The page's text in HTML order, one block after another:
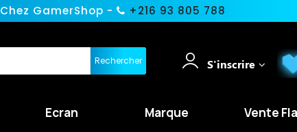
Chez GamerShop - +216 93 805 788
Rechercher S'inscrire
Ecran Marque Vente